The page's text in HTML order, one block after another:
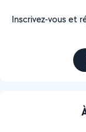
Inscrivez-vous et